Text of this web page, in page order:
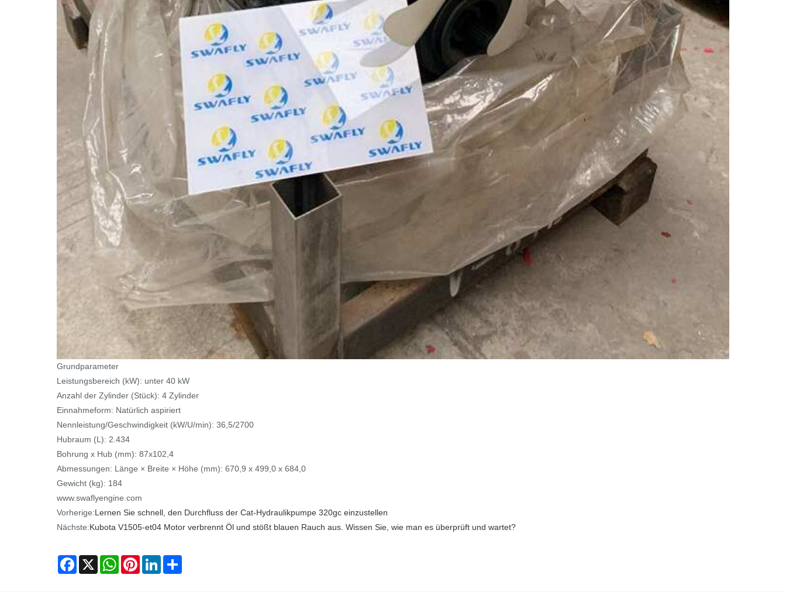
Grundparameter
Leistungsbereich (kW): unter 40 kW
Anzahl der Zylinder (Stück): 4 Zylinder
Einnahmeform: Natürlich aspiriert
Nennleistung/Geschwindigkeit (kW/U/min): 36,5/2700
Hubraum (L): 2.434
Bohrung x Hub (mm): 87x102,4
Abmessungen: Länge × Breite × Höhe (mm): 670,9 x 499,0 x 684,0
Gewicht (kg): 184
www.swaflyengine.com
Vorherige:Lernen Sie schnell, den Durchfluss der Cat-Hydraulikpumpe 320gc einzustellen
Nächste:Kubota V1505-et04 Motor verbrennt Öl und stößt blauen Rauch aus. Wissen Sie, wie man es überprüft und wartet?
Facebook
X WhatsAppPinterestLinkedIn